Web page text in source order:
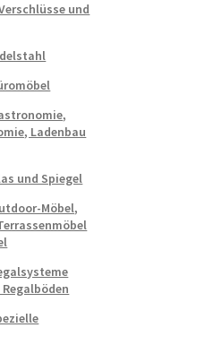
und
Ladenbau
und Spiegel
Möbel,